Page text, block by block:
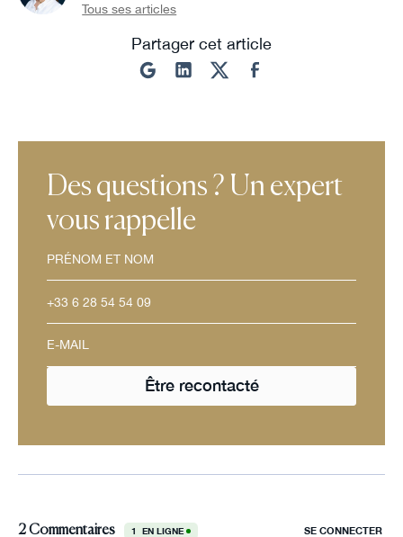
Tous ses articles
Partager cet article
Des questions ? Un expert
vous rappelle